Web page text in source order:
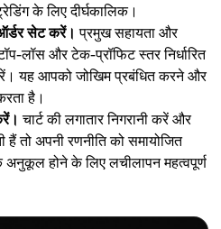
के लिए दीर्घकालिक।
सेट करें। प्रमुख सहायता और
लॉस और टेक-प्रॉफिट स्तर निर्धारित
यह आपको जोखिम प्रबंधित करने और
है।
चार्ट की लगातार निगरानी करें और
हैं तो अपनी रणनीति को समायोजित
अनुकूल होने के लिए लचीलापन महत्वपूर्ण